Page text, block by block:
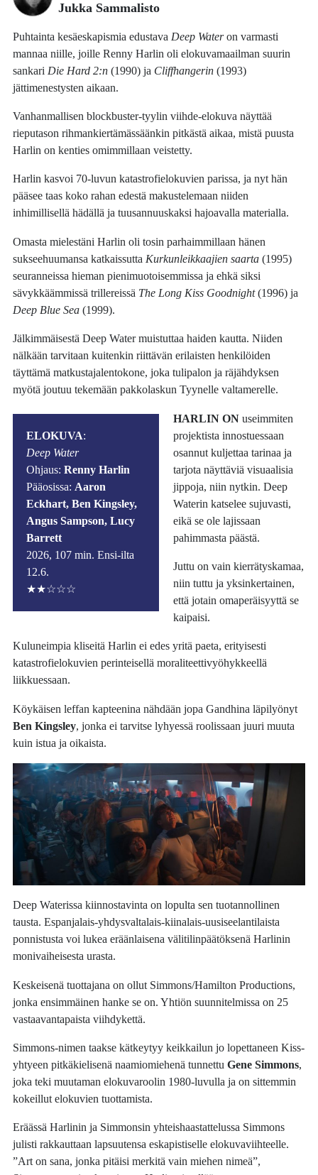
Jukka Sammalisto
Puhtainta kesäeskapismia edustava Deep Wateron varmasti
mannaa niille, joille Renny Harlin oli elokuvamaailman suurin
sankari Die Hard 2:n (1990) ja Cliffhangerin (1993)
jättimenestysten aikaan.
Vanhanmallisen blockbuster-tyylin viihde-elokuva näyttää
rieputason rihmankiertämässäänkin pitkästä aikaa, mistä puusta
Harlin on kenties omimmillaan veistetty.
Harlin kasvoi 70-luvun katastrofielokuvien parissa, ja nyt hän
pääsee taas koko rahan edestä makustelemaan niiden
inhimillisellä hädällä ja tuusannuuskaksi hajoavalla materialla.
Omasta mielestäni Harlin oli tosin parhaimmillaan hänen
sukseehuumansa katkaissutta Kurkunleikkaajien saarta (1995)
seuranneissa hieman pienimuotoisemmissa ja ehkä siksi
sävykkäämmissä trillereissä The Long Kiss Goodnight(1996) ja
Deep Blue Sea (1999).
Jälkimmäisestä Deep Water muistuttaa haiden kautta. Niiden
nälkään tarvitaan kuitenkin riittävän erilaisten henkilöiden
täyttämä matkustajalentokone, joka tulipalon ja räjähdyksen
myötä joutuu tekemään pakkolaskun Tyynelle valtamerelle.
ELOKUVA:
Deep Water
Ohjaus:Renny Harlin
Pääosissa: Aaron
Eckhart, Ben Kingsley,
Angus Sampson, Lucy
Barrett
2026, 107 min. Ensi-ilta
12.6.
★★☆☆☆
HARLIN ON useimmiten
projektista innostuessaan
osannut kuljettaa tarinaa ja
tarjota näyttäviä visuaalisia
jippoja, niin nytkin. Deep
Waterin katselee sujuvasti,
eikä se ole lajissaan
pahimmasta päästä.
Juttu on vain kierrätyskamaa,
niin tuttu ja yksinkertainen,
että jotain omaperäisyyttä se
kaipaisi.
Kuluneimpia kliseitä Harlin ei edes yritä paeta, erityisesti
katastrofielokuvien perinteisellä moraliteettivyöhykkeellä
liikkuessaan.
Köykäisen leffan kapteenina nähdään jopa Gandhina läpilyönyt
Ben Kingsley, jonka ei tarvitse lyhyessä roolissaan juuri muuta
kuin istua ja oikaista.
Deep Waterissa kiinnostavinta on lopulta sen tuotannollinen
tausta. Espanjalais-yhdysvaltalais-kiinalais-uusiseelantilaista
ponnistusta voi lukea eräänlaisena välitilinpäätöksenä Harlinin
monivaiheisesta urasta.
Keskeisenä tuottajana on ollut Simmons/Hamilton Productions,
jonka ensimmäinen hanke se on. Yhtiön suunnitelmissa on 25
vastaavantapaista viihdykettä.
Simmons-nimen taakse kätkeytyy keikkailun jo lopettaneen Kiss-
yhtyeen pitkäkielisenä naamiomiehenä tunnettuGene Simmons,
joka teki muutaman elokuvaroolin 1980-luvulla ja on sittemmin
kokeillut elokuvien tuottamista.
Eräässä Harlinin ja Simmonsin yhteishaastattelussa Simmons
julisti rakkauttaan lapsuutensa eskapistiselle elokuvaviihteelle.
”Art on sana, jonka pitäisi merkitä vain miehen nimeä”,